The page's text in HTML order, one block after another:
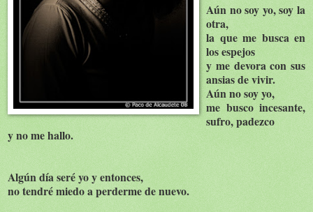
Aún no soy yo, soy la
otra,
la que me busca en
los espejos
y me devora con sus
ansias de vivir.
Aún no soy yo,
me busco incesante,
sufro, padezco
y no me hallo.
Algún día seré yo y entonces,
no tendré miedo a perderme de nuevo.